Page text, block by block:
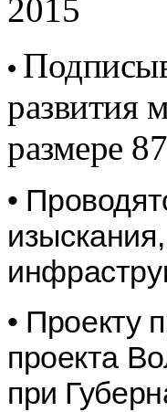
2015
•
развития
размере
•
• Проекту
проекта
при